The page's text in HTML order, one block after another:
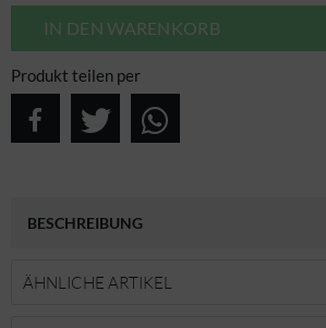
IN DEN WARENKORB
Produkt teilen per
BESCHREIBUNG
ÄHNLICHE ARTIKEL